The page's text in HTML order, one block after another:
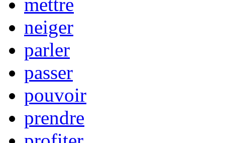
neiger
parler
passer
pouvoir
prendre